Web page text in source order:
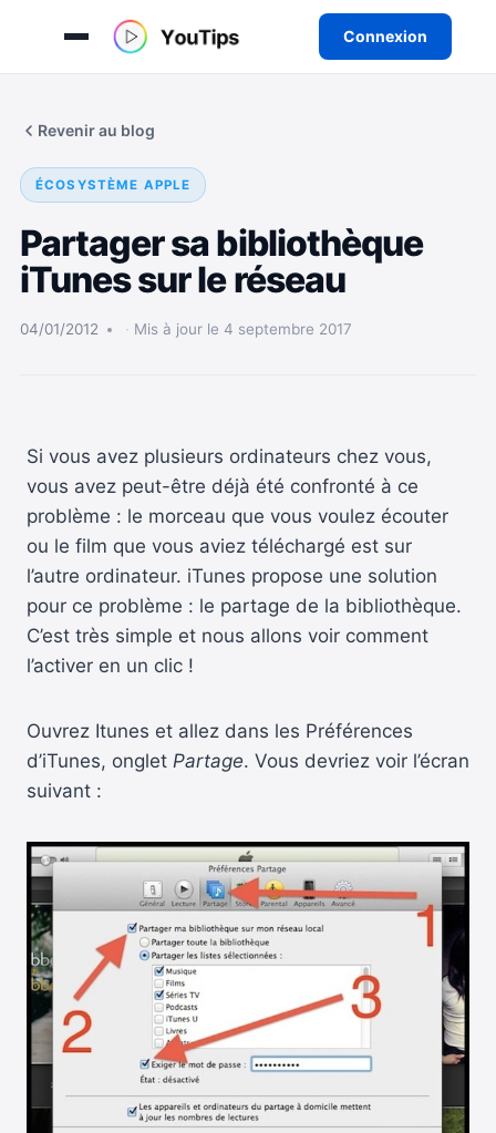
Connexion
Revenir au blog
ÉCOSYSTÈME APPLE
Partager sa bibliothèque
iTunes sur le réseau
04/01/2012 Mis à jour le 4 septembre 2017
Si vous avez plusieurs ordinateurs chez vous,
vous avez peut-être déjà été confronté à ce
problème : le morceau que vous voulez écouter
ou le film que vous aviez téléchargé est sur
l’autre ordinateur. iTunes propose une solution
pour ce problème : le partage de la bibliothèque.
C’est très simple et nous allons voir comment
l’activer en un clic !
Ouvrez Itunes et allez dans les Préférences
d’iTunes, onglet Partage. Vous devriez voir l’écran
suivant :